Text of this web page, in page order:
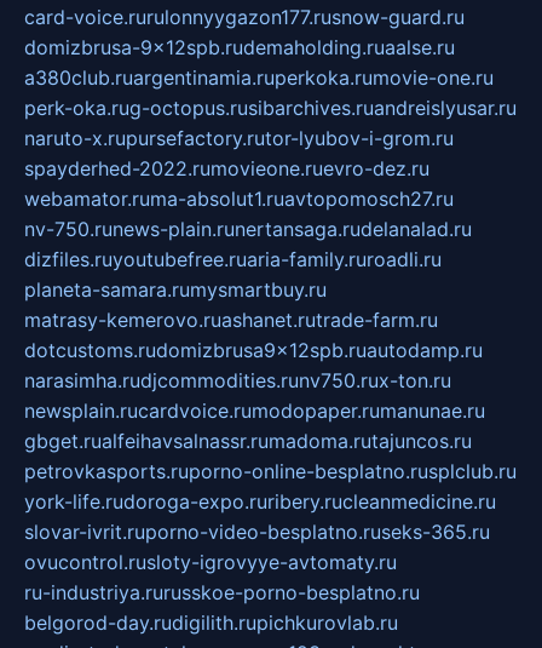
card-voice.rurulonnyygazon177.rusnow-guard.ru
domizbrusa-9x12spb.rudemaholding.ruaalse.ru
a380club.ruargentinamia.ruperkoka.rumovie-one.ru
perk-oka.rug-octopus.rusibarchives.ruandreislyusar.ru
naruto-x.rupursefactory.rutor-lyubov-i-grom.ru
spayderhed-2022.rumovieone.ruevro-dez.ru
webamator.ruma-absolut1.ruavtopomosch27.ru
nv-750.runews-plain.runertansaga.rudelanalad.ru
dizfiles.ruyoutubefree.ruaria-family.ruroadli.ru
planeta-samara.rumysmartbuy.ru
matrasy-kemerovo.ruashanet.rutrade-farm.ru
dotcustoms.rudomizbrusa9x12spb.ruautodamp.ru
narasimha.rudjcommodities.runv750.rux-ton.ru
newsplain.rucardvoice.rumodopaper.rumanunae.ru
gbget.rualfeihavsalnassr.rumadoma.rutajuncos.ru
petrovkasports.ruporno-online-besplatno.rusplclub.ru
york-life.rudoroga-expo.ruribery.rucleanmedicine.ru
slovar-ivrit.ruporno-video-besplatno.ruseks-365.ru
ovucontrol.rusloty-igrovyye-avtomaty.ru
ru-industriya.rurusskoe-porno-besplatno.ru
belgorod-day.rudigilith.rupichkurovlab.ru